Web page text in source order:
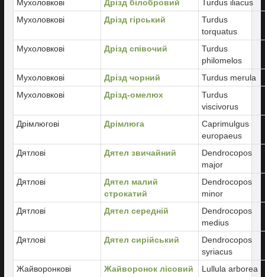
Мухоловкові Дрізд білобровий
Turdus iliacus
Мухоловкові
Дрізд гірський
Turdus
torquatus
Мухоловкові
Дрізд співочий
Turdus
philomelos
Мухоловкові
Дрізд чорний
Turdus merula
Мухоловкові
Дрізд-омелюх
Turdus
viscivorus
Дрімлюгові
Дрімлюга
Caprimulgus
europaeus
Дятлові
Дятел звичайний
Dendrocopos
major
Дятлові
Дятел малий
строкатий
Dendrocopos
minor
Дятлові
Дятел середній
Dendrocopos
medius
Дятлові
Дятел сирійський
Dendrocopos
syriacus
Жайворонкові
Жайворонок лісовий
Lullula arborea